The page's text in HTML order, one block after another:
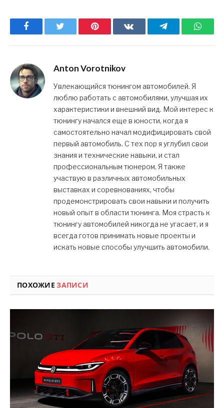
Facebook Pinterest ВКонтактеTelegram
Anton Vorotnikov
Увлекающийся тюнингом автомобилей. Я
люблю работать с автомобилями, улучшая их
характеристики и внешний вид. Мой интерес к
тюнингу начался еще в юности, когда я
самостоятельно начал модифицировать свой
первый автомобиль. С тех пор я углубил свои
знания и технические навыки, и стал
профессиональным тюнером. Я также
участвую в различных автомобильных
выставках и соревнованиях, чтобы
продемонстрировать свои навыки и получить
новый опыт в области тюнинга. Моя страсть к
тюнингу автомобилей никогда не угасает, и я
всегда готов принимать новые проекты и
искать новые способы улучшить автомобили.
ПОХОЖИЕЗАПИСИ